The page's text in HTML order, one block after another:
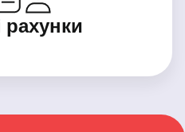
рахунки